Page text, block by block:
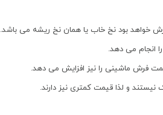
خواهد بود نخ خاب یا همان نخ ریشه می باشد.
فرش ماشینی را نیز افزایش می دهد.
و لذا قیمت کمتری نیز دارند.